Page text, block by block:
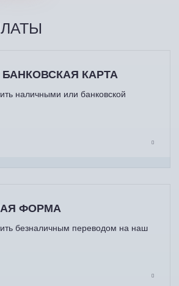
КАРТА
наличными или банковской
ФОРМА
безналичным переводом на наш